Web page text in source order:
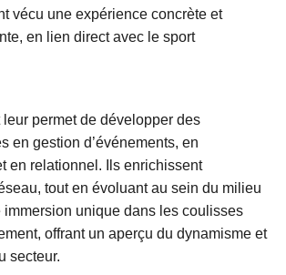
vécu une expérience concrète et
en lien direct avec le sport
permet de développer des
en gestion d’événements, en
en relationnel. Ils enrichissent
tout en évoluant au sein du milieu
immersion unique dans les coulisses
offrant un aperçu du dynamisme et
secteur.